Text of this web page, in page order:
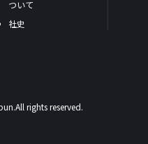
ついて
社史
rights reserved.